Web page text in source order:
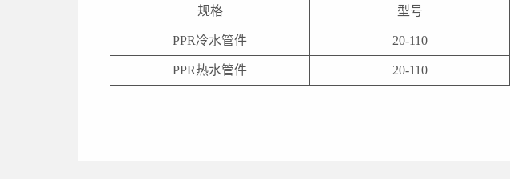
规格 型号
PPR冷水管件 20-110
PPR热水管件 20-110